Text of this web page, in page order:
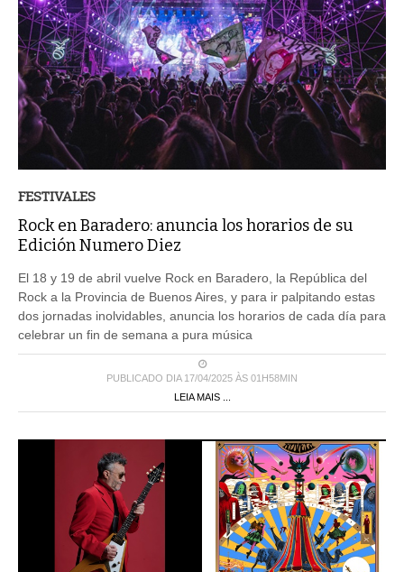
FESTIVALES
Rock en Baradero: anuncia los horarios de su
Edición Numero Diez
El 18 y 19 de abril vuelve Rock en Baradero, la República del
Rock a la Provincia de Buenos Aires, y para ir palpitando estas
dos jornadas inolvidables, anuncia los horarios de cada día para
celebrar un fin de semana a pura música
PUBLICADO DIA 17/04/2025 ÀS 01H58MIN
LEIA MAIS ...